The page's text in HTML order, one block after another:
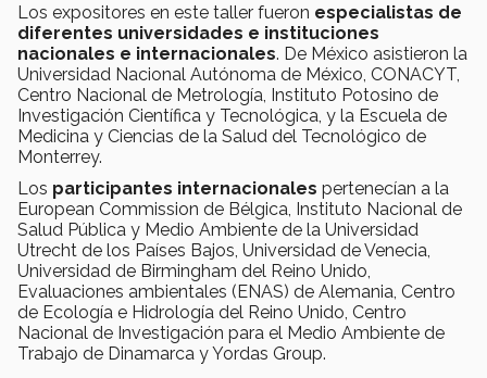
Los expositores en este taller fueron especialistas de
diferentes universidades e instituciones
nacionales e internacionales. De México asistieron la
Universidad Nacional Autónoma de México, CONACYT,
Centro Nacional de Metrología, Instituto Potosino de
Investigación Científica y Tecnológica, y la Escuela de
Medicina y Ciencias de la Salud del Tecnológico de
Monterrey.
Los participantes internacionales pertenecían a la
European Commission de Bélgica, Instituto Nacional de
Salud Pública y Medio Ambiente de la Universidad
Utrecht de los Países Bajos, Universidad de Venecia,
Universidad de Birmingham del Reino Unido,
Evaluaciones ambientales (ENAS) de Alemania, Centro
de Ecología e Hidrología del Reino Unido, Centro
Nacional de Investigación para el Medio Ambiente de
Trabajo de Dinamarca y Yordas Group.